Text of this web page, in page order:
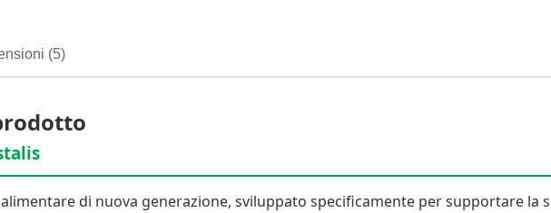
(5)
di nuova generazione, sviluppato specificamente per supportare